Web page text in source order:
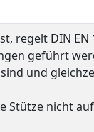
regelt DIN
geführt
und
nicht